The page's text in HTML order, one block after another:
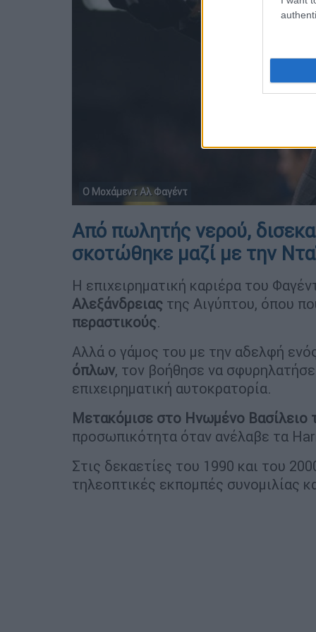
Ο Μοχάμεντ Αλ Φαγέντ
Από πωλητής νερού,
σκοτώθηκε μαζί με την
Η επιχειρηματική καριέρα του
Αλεξάνδρειας της Αιγύπτου, όπου
περαστικούς.
Αλλά ο γάμος του με την αδελφή
όπλων, τον βοήθησε να
επιχειρηματική αυτοκρατορία.
Μετακόμισε στο Ηνωμένο Βασίλειο
προσωπικότητα όταν ανέλαβε τα
Στις δεκαετίες του 1990 και του
τηλεοπτικές εκπομπές συνομιλίας